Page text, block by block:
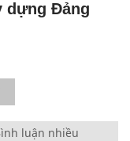
dựng Đảng
luận nhiều